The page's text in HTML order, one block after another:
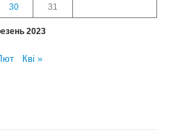
2023
30 31
Кві »